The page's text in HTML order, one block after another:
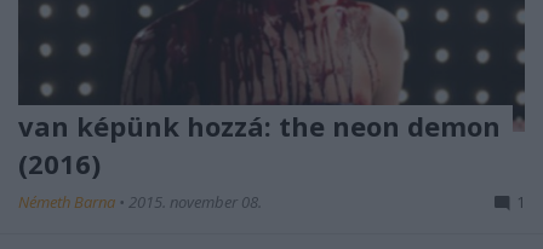
van képünk hozzá: the neon demon
(2016)
Németh Barna • 2015. november 08. 1